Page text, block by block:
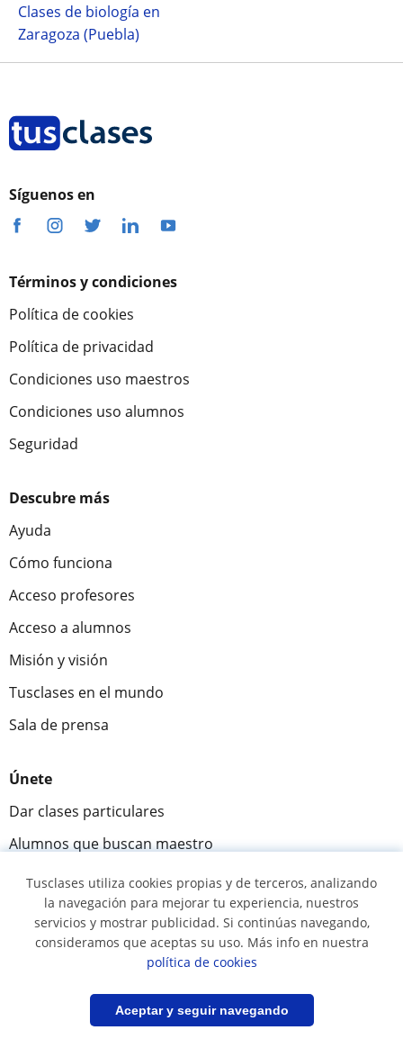
Guardar búsqueda
Clases de biología en
Zaragoza (Puebla)
Síguenos en
Términos y condiciones
Política de cookies
Política de privacidad
Condiciones uso maestros
Condiciones uso alumnos
Seguridad
Descubre más
Ayuda
Cómo funciona
Acceso profesores
Acceso a alumnos
Misión y visión
Tusclases en el mundo
Sala de prensa
Únete
Dar clases particulares
Alumnos que buscan maestro
Alta centros
Comunidad
Preguntas y respuestas
Tusclases utiliza cookies propias y de terceros, analizando
la navegación para mejorar tu experiencia, nuestros
servicios y mostrar publicidad. Si continúas navegando,
consideramos que aceptas su uso. Más info en nuestra
política de cookies
Aceptar y seguir navegando